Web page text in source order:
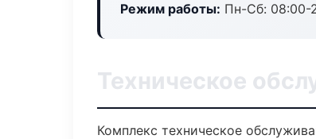
Режим работы: Пн-Сб: 08:00-
Техническое
Комплекс техническое